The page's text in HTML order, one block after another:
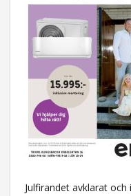
Julfirandet avklarat